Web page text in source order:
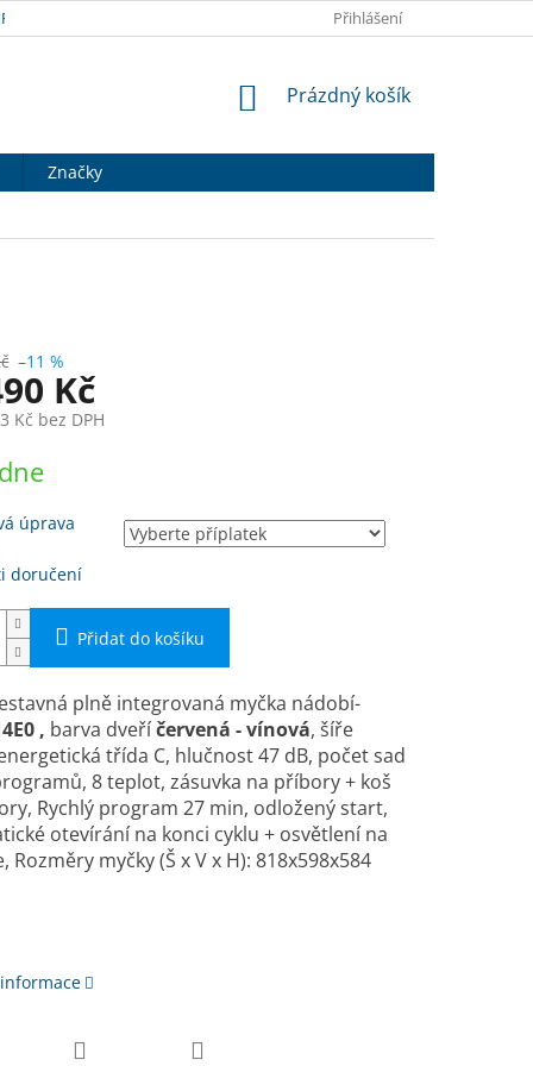
OSOBNÍCH ÚDAJŮ DOPRAVA A PLATBAPřihlášení
NÁKUPNÍ
Prázdný košík
Značky
–11 %
Kč
Kč bez DPH
úprava
doručení
Přidat do košíku
plně integrovaná myčka nádobí­
, barva dveříčervená - vínová, ší­ře
třída C, hlučnost 47 dB, počet sad
8 teplot, zásuvka na příbory + koš
Rychlý program 27 min, odložený start,
otevírání na konci cyklu + osvětlení na
Rozměry myčky (Š x V x H): 818x598x584